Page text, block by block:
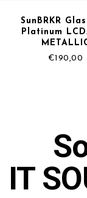
SunBRKR
Platinum
€190,00
IT